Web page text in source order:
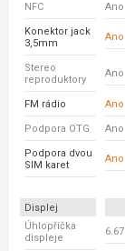
NFC Ano
Konektor jack
3,5mm
Ano
Stereo
reproduktory
Ano
FM rádio Ano
Podpora OTG Ano
Podpora dvou
SIM karet
Ano
Displej
Úhlopříčka
displeje